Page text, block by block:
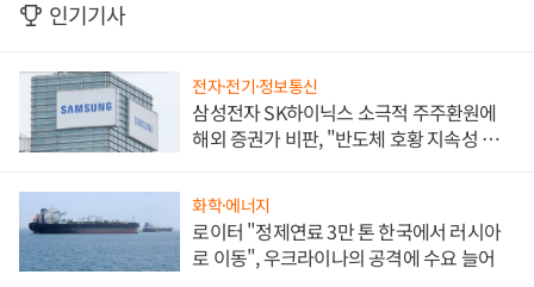
인기기사
전자·전기·정보통신
삼성전자 SK하이닉스 소극적 주주환원에
해외 증권가 비판, "반도체 호황 지속성 의
화학·에너지
로이터 "정제연료 3만 톤 한국에서 러시아
로 이동", 우크라이나의 공격에 수요 늘어